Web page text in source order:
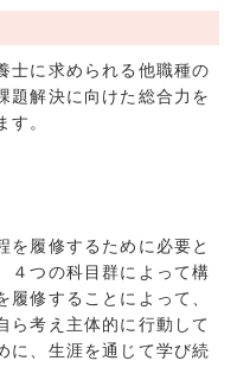
に求められる他職種の
題解決に向けた総合力を
す。
履修するために必要と
４つの科目群によって構
修することによって、
ら考え主体的に行動して
に、生涯を通じて学び続